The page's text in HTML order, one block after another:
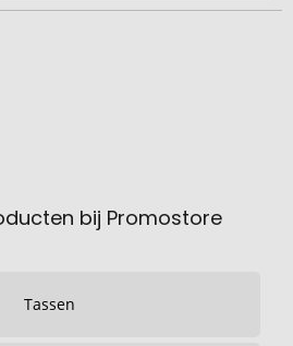
bij Promostore
Tassen